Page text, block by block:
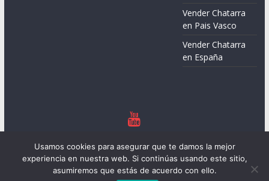
Vender Chatarra
en Pais Vasco
Vender Chatarra
en España
derechos reservados.
Tema:ColorMagpor ThemeGrill. Funciona conWordPress
Usamos cookies para asegurar que te damos la mejor
experiencia en nuestra web. Si continúas usando este sitio,
asumiremos que estás de acuerdo con ello.